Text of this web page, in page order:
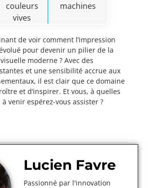
couleurs
vives
machines
de voir comment l’impression
pour devenir un pilier de la
moderne ? Avec des
et une sensibilité accrue aux
il est clair que ce domaine
et d’inspirer. Et vous, à quelles
venir espérez-vous assister ?
Lucien Favre
Passionné par l'innovation